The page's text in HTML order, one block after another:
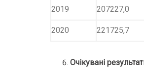
2019 207227,0
2020 221725,7
Очікувані